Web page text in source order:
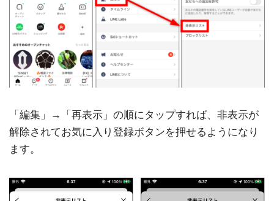
「編集」→「再表示」の順にタップすれば、非表示が
解除されてお気に入り登録ボタンを押せるようになり
ます。